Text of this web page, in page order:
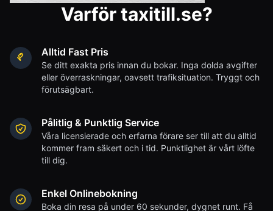
Varför taxitill.se?
Alltid Fast Pris
Se ditt exakta pris innan du bokar. Inga dolda avgifter
eller överraskningar, oavsett trafiksituation. Tryggt och
förutsägbart.
Pålitlig & Punktlig Service
Våra licensierade och erfarna förare ser till att du alltid
kommer fram säkert och i tid. Punktlighet är vårt löfte
till dig.
Enkel Onlinebokning
Boka din resa på under 60 sekunder, dygnet runt. Få